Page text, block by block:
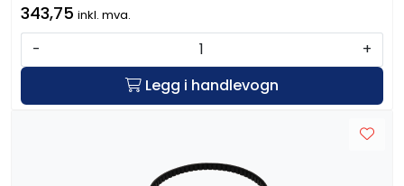
343,75 inkl. mva.
-
+
Legg i handlevogn